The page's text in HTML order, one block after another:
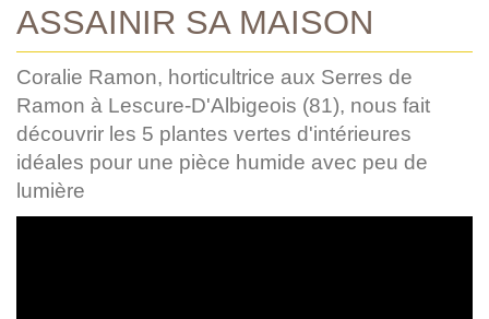
ASSAINIR SA MAISON
Coralie Ramon, horticultrice aux Serres de
Ramon à Lescure-D'Albigeois (81), nous fait
découvrir les 5 plantes vertes d'intérieures
idéales pour une pièce humide avec peu de
lumière